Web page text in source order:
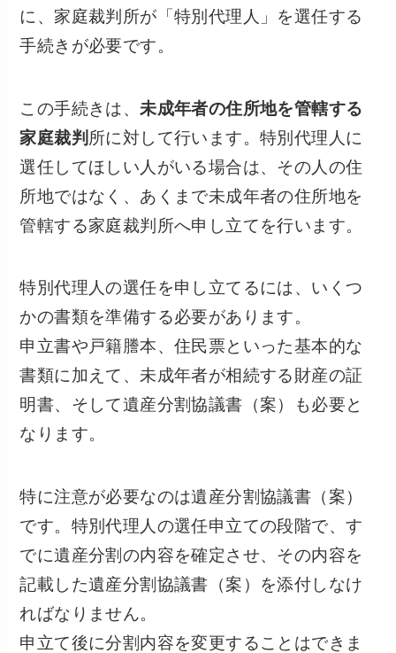
に、家庭裁判所が「特別代理人」を選任する
手続きが必要です。
この手続きは、 未成年者の住所地を管轄する
家庭裁判 所に対して行います。特別代理人に
選任してほしい人がいる場合は、その人の住
所地ではなく、あくまで未成年者の住所地を
管轄する家庭裁判所へ申し立てを行います。
特別代理人の選任を申し立てるには、いくつ
かの書類を準備する必要があります。
申立書や戸籍謄本、住民票といった基本的な
書類に加えて、未成年者が相続する財産の証
明書、そして遺産分割協議書（案）も必要と
なります。
特に注意が必要なのは遺産分割協議書（案）
です。特別代理人の選任申立ての段階で、す
でに遺産分割の内容を確定させ、その内容を
記載した遺産分割協議書（案）を添付しなけ
ればなりません。
申立て後に分割内容を変更することはできま